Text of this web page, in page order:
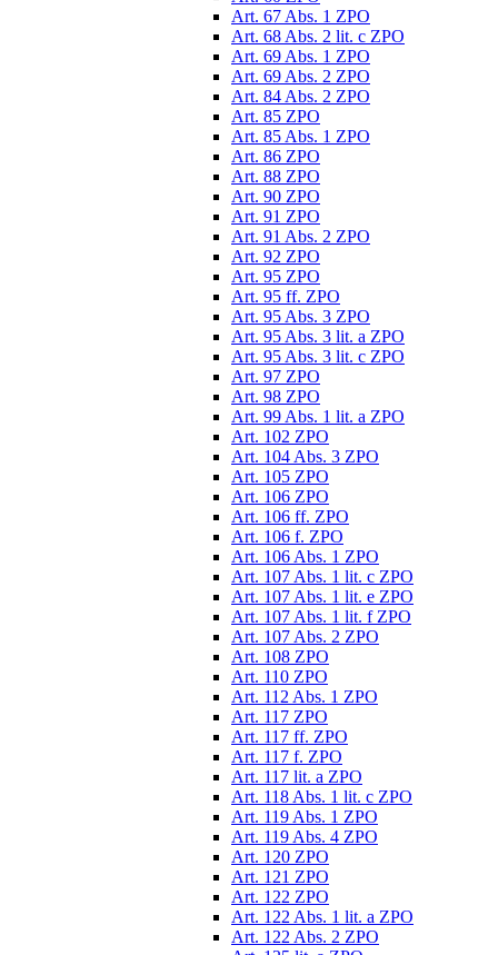
Art. 67 Abs. 1 ZPO
Art. 68 Abs. 2 lit. c ZPO
Art. 69 Abs. 1 ZPO
Art. 69 Abs. 2 ZPO
Art. 84 Abs. 2 ZPO
Art. 85 ZPO
Art. 85 Abs. 1 ZPO
Art. 86 ZPO
Art. 88 ZPO
Art. 90 ZPO
Art. 91 ZPO
Art. 91 Abs. 2 ZPO
Art. 92 ZPO
Art. 95 ZPO
Art. 95 ff. ZPO
Art. 95 Abs. 3 ZPO
Art. 95 Abs. 3 lit. a ZPO
Art. 95 Abs. 3 lit. c ZPO
Art. 97 ZPO
Art. 98 ZPO
Art. 99 Abs. 1 lit. a ZPO
Art. 102 ZPO
Art. 104 Abs. 3 ZPO
Art. 105 ZPO
Art. 106 ZPO
Art. 106 ff. ZPO
Art. 106 f. ZPO
Art. 106 Abs. 1 ZPO
Art. 107 Abs. 1 lit. c ZPO
Art. 107 Abs. 1 lit. e ZPO
Art. 107 Abs. 1 lit. f ZPO
Art. 107 Abs. 2 ZPO
Art. 108 ZPO
Art. 110 ZPO
Art. 112 Abs. 1 ZPO
Art. 117 ZPO
Art. 117 ff. ZPO
Art. 117 f. ZPO
Art. 117 lit. a ZPO
Art. 118 Abs. 1 lit. c ZPO
Art. 119 Abs. 1 ZPO
Art. 119 Abs. 4 ZPO
Art. 120 ZPO
Art. 121 ZPO
Art. 122 ZPO
Art. 122 Abs. 1 lit. a ZPO
Art. 122 Abs. 2 ZPO